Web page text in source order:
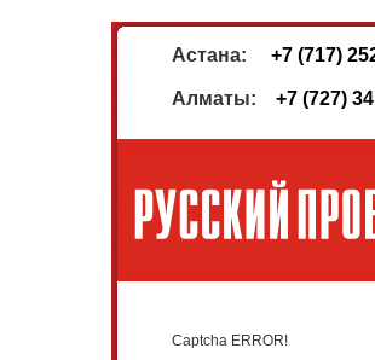
Астана: +7 (717)
Алматы: +7 (727)
Captcha ERROR!